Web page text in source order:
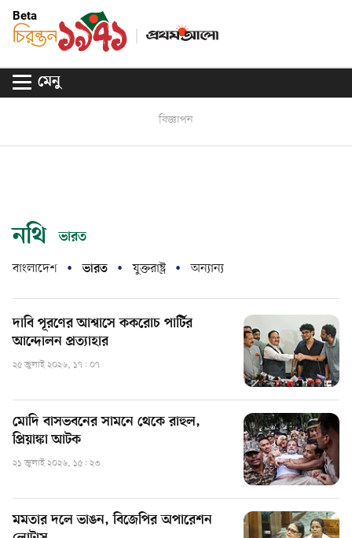
Beta
মেনু
বিজ্ঞাপন
নথি ভারত
বাংলাদেশ ভারত যুক্তরাষ্ট্র অন্যান্য
দাবি পূরণের আশ্বাসে ককরোচ পার্টির
আন্দোলন প্রত্যাহার
২৫ জুলাই ২০২৬, ১৭: ০৭
মোদি বাসভবনের সামনে থেকে রাহুল,
প্রিয়াঙ্কা আটক
২১ জুলাই ২০২৬, ১৫: ২৩
মমতার দলে ভাঙন, বিজেপির অপারেশন